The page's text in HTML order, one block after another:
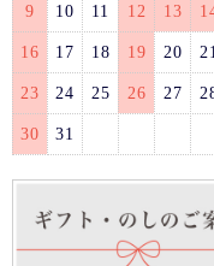
9 10 11 12 13
16 17 18 19 20
23 24 25 26 27
30 31